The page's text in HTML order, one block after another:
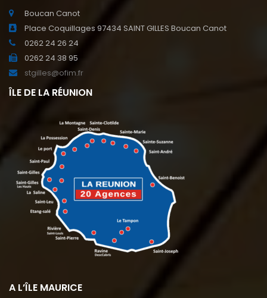
Boucan Canot
Place Coquillages 97434 SAINT GILLES Boucan Canot
0262 24 26 24
0262 24 38 95
stgilles@ofim.fr
ÎLE DE LA RÉUNION
A L’ÎLE MAURICE